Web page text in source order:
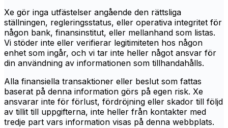
Xe gör inga utfästelser angående den rättsliga
ställningen, regleringsstatus, eller operativa integritet för
någon bank, finansinstitut, eller mellanhand som listas.
Vi stöder inte eller verifierar legitimiteten hos någon
enhet som ingår, och vi tar inte heller något ansvar för
din användning av informationen som tillhandahålls.
Alla finansiella transaktioner eller beslut som fattas
baserat på denna information görs på egen risk. Xe
ansvarar inte för förlust, fördröjning eller skador till följd
av tillit till uppgifterna, inte heller från kontakter med
tredje part vars information visas på denna webbplats.